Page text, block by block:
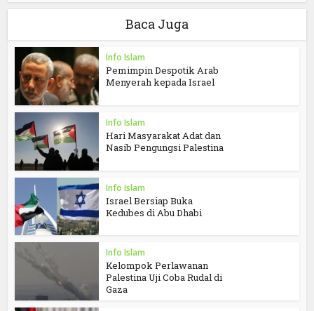
Baca Juga
Info Islam
Pemimpin Despotik Arab
Menyerah kepada Israel
Info Islam
Hari Masyarakat Adat dan
Nasib Pengungsi Palestina
Info Islam
Israel Bersiap Buka
Kedubes di Abu Dhabi
Info Islam
Kelompok Perlawanan
Palestina Uji Coba Rudal di
Gaza